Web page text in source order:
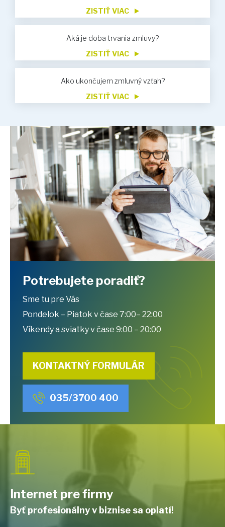
ZISTIŤ VIAC
Aká je doba trvania zmluvy?
ZISTIŤ VIAC
Ako ukončujem zmluvný vzťah?
ZISTIŤ VIAC
Potrebujete poradiť?
Sme tu pre Vás
Pondelok – Piatok v čase 7:00– 22:00
Víkendy a sviatky v čase 9:00 – 20:00
KONTAKTNÝ FORMULÁR
035/3700 400
Internet pre firmy
Byť profesionálny v biznise sa oplatí!